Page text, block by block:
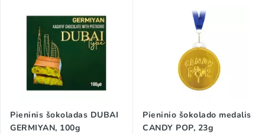
Pieninis šokoladas DUBAI
GERMIYAN, 100g
Pieninio šokolado medalis
CANDY POP, 23g